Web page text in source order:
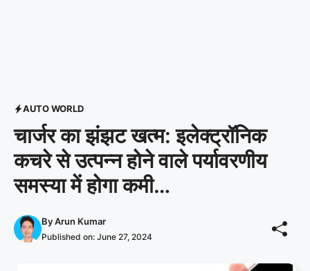
AUTO WORLD
चार्जर का झंझट खत्म: इलेक्ट्रॉनिक
कचरे से उत्पन्न होने वाले पर्यावरणीय
समस्या में होगा कमी…
ByArun Kumar
Published on: June 27, 2024